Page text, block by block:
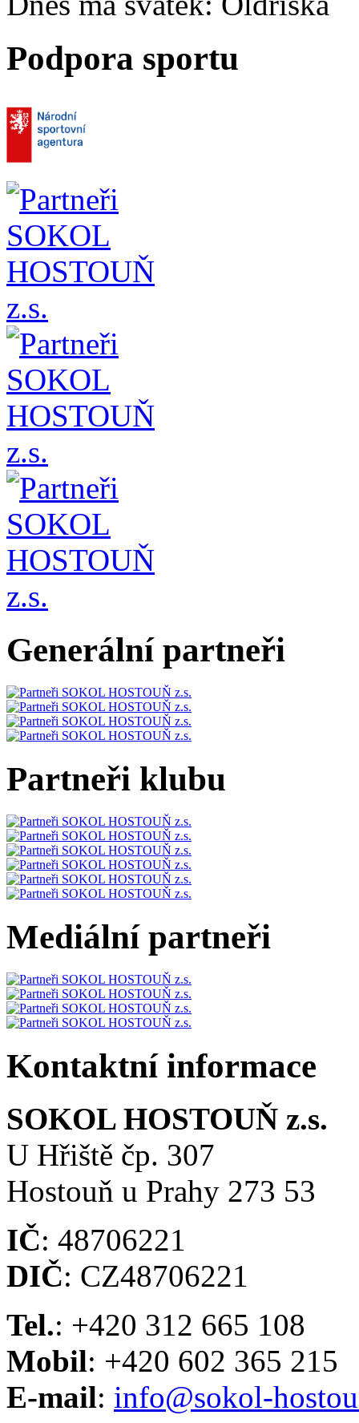
Podpora sportu
Generální partneři
Partneři klubu
Mediální partneři
Kontaktní informace
SOKOL HOSTOUŇ z.s.
U Hřiště čp. 307
Hostouň u Prahy 273 53
IČ: 48706221
DIČ: CZ48706221
Tel.: +420 312 665 108
Mobil: +420 602 365 215
E-mail: info@sokol-